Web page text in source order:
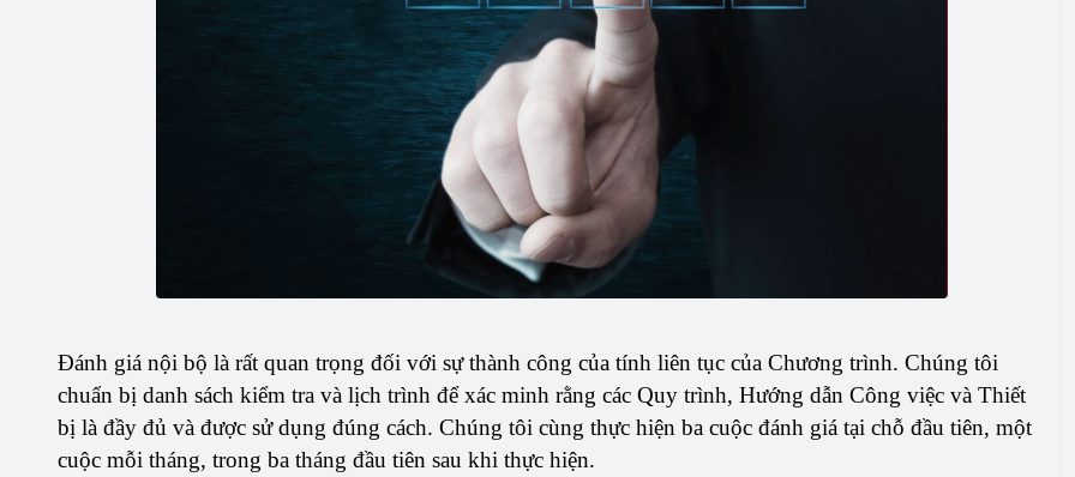
Đánh giá nội bộ là rất quan trọng đối với sự thành công của tính liên tục của Chương trình. Chúng tôi
chuẩn bị danh sách kiểm tra và lịch trình để xác minh rằng các Quy trình, Hướng dẫn Công việc và Thiết
bị là đầy đủ và được sử dụng đúng cách. Chúng tôi cùng thực hiện ba cuộc đánh giá tại chỗ đầu tiên, một
cuộc mỗi tháng, trong ba tháng đầu tiên sau khi thực hiện.